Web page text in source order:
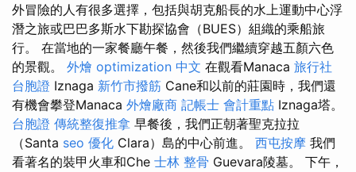
外冒險的人有很多選擇，包括與胡克船長的水上運動中心浮
潛之旅或巴巴多斯水下勘探協會（BUES）組織的乘船旅
行。 在當地的一家餐廳午餐，然後我們繼續穿越五顏六色
的景觀。 外燴 optimization 中文 在觀看Manaca 旅行社
台胞證 Iznaga 新竹市撥筋 Cane和以前的莊園時，我們還
有機會攀登Manaca 外燴廠商 記帳士 會計重點 Iznaga塔。
台胞證 傳統整復推拿 早餐後，我們正朝著聖克拉拉
（Santa seo 優化 Clara）島的中心前進。 西屯按摩 我們
看著名的裝甲火車和Che 士林 整骨 Guevara陵墓。 下午，